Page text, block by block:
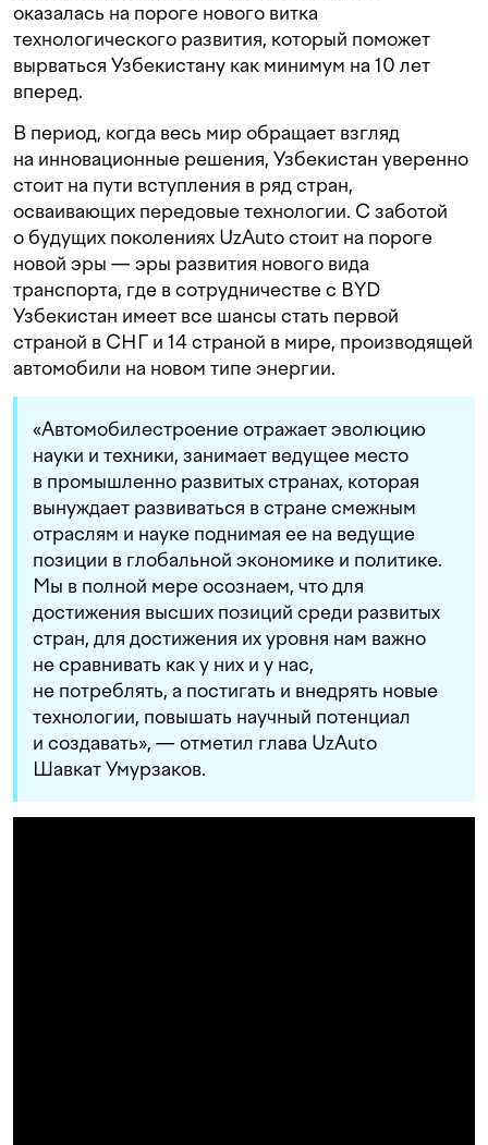
оказалась на пороге нового витка
технологического развития, который поможет
вырваться Узбекистану как минимум на 10 лет
вперед.
В период, когда весь мир обращает взгляд
на инновационные решения, Узбекистан уверенно
стоит на пути вступления в ряд стран,
осваивающих передовые технологии. С заботой
о будущих поколениях UzAuto стоит на пороге
новой эры — эры развития нового вида
транспорта, где в сотрудничестве с BYD
Узбекистан имеет все шансы стать первой
страной в СНГ и 14 страной в мире, производящей
автомобили на новом типе энергии.
«Автомобилестроение отражает эволюцию
науки и техники, занимает ведущее место
в промышленно развитых странах, которая
вынуждает развиваться в стране смежным
отраслям и науке поднимая ее на ведущие
позиции в глобальной экономике и политике.
Мы в полной мере осознаем, что для
достижения высших позиций среди развитых
стран, для достижения их уровня нам важно
не сравнивать как у них и у нас,
не потреблять, а постигать и внедрять новые
технологии, повышать научный потенциал
и создавать», — отметил глава UzAuto
Шавкат Умурзаков.